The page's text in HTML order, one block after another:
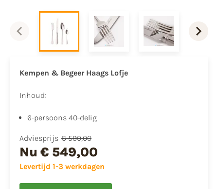
Kempen & Begeer Haags Lofje
Inhoud:
6-persoons 40-delig
Adviesprijs € 599,00
Nu € 549,00
Levertijd 1-3 werkdagen